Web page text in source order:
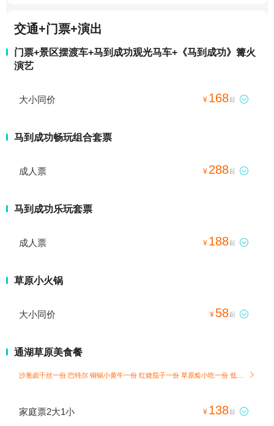
交通+门票+演出
门票+景区摆渡车+马到成功观光马车+《马到成功》篝火
演艺
大小同价 ¥ 168起 
马到成功畅玩组合套票
成人票 ¥ 288起 
马到成功乐玩套票
成人票 ¥ 188起 
草原小火锅
大小同价 ¥ 58起 
通湖草原美食餐

家庭票2大1小 ¥ 138起 